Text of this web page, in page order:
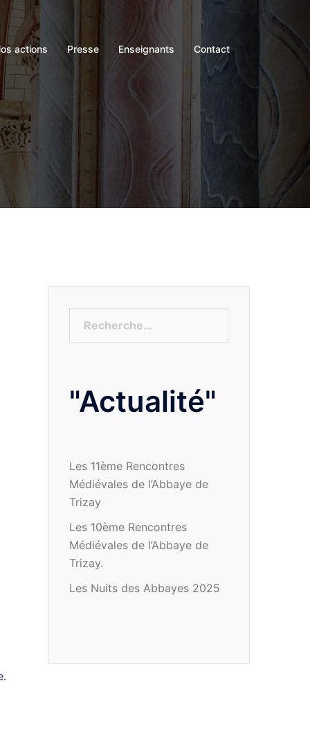
actions Presse Enseignants Contact
"Actualité"
Les 11ème Rencontres
Médiévales de l’Abbaye de
Trizay
Les 10ème Rencontres
Médiévales de l’Abbaye de
Trizay.
Les Nuits des Abbayes 2025